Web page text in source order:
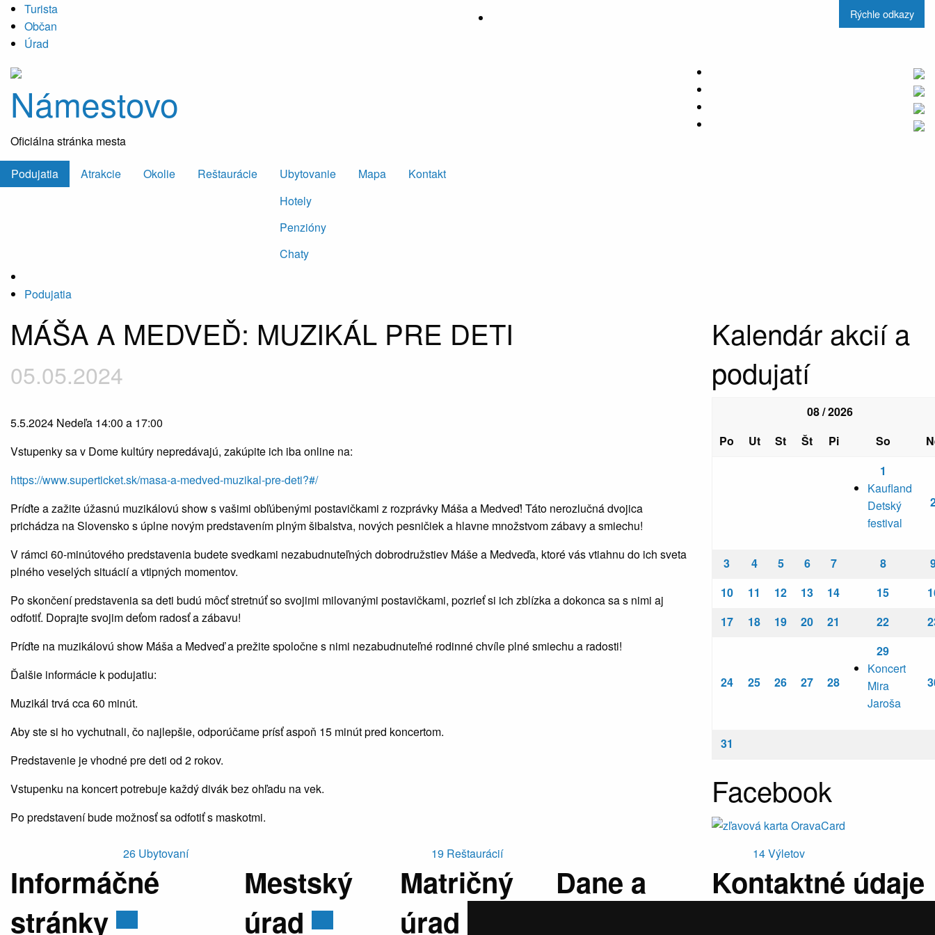
Turista
Občan
Úrad
Rýchle odkazy
Námestovo
Oficiálna stránka mesta
Podujatia Atrakcie Okolie Reštaurácie
Ubytovanie
Hotely
Penzióny
Chaty
Mapa Kontakt
Podujatia
MÁŠA A MEDVEĎ: MUZIKÁL PRE DETI
05.05.2024
5.5.2024 Nedeľa 14:00 a 17:00
Vstupenky sa v Dome kultúry nepredávajú, zakúpite ich iba online na:
https://www.superticket.sk/masa-a-medved-muzikal-pre-deti?#/
Príďte a zažite úžasnú muzikálovú show s vašimi obľúbenými postavičkami z rozprávky Máša a Medveď! Táto nerozlučná dvojica
prichádza na Slovensko s úplne novým predstavením plným šibalstva, nových pesničiek a hlavne množstvom zábavy a smiechu!
V rámci 60-minútového predstavenia budete svedkami nezabudnuteľných dobrodružstiev Máše a Medveďa, ktoré vás vtiahnu do ich sveta
plného veselých situácií a vtipných momentov.
Po skončení predstavenia sa deti budú môcť stretnúť so svojimi milovanými postavičkami, pozrieť si ich zblízka a dokonca sa s nimi aj
odfotiť. Doprajte svojim deťom radosť a zábavu!
Príďte na muzikálovú show Máša a Medveď a prežite spoločne s nimi nezabudnuteľné rodinné chvíle plné smiechu a radosti!
Ďalšie informácie k podujatiu:
Muzikál trvá cca 60 minút.
Aby ste si ho vychutnali, čo najlepšie, odporúčame prísť aspoň 15 minút pred koncertom.
Predstavenie je vhodné pre deti od 2 rokov.
Vstupenku na koncert potrebuje každý divák bez ohľadu na vek.
Po predstavení bude možnosť sa odfotiť s maskotmi.
Kalendár akcií a
podujatí
08 / 2026
Po
Ut St Št Pi So
1
Kaufland
Detský
festival
3 4 5 6 7 8
10
11 12 13 14 15
17
18 19 20 21 22
24 25 26 27 28
29
Koncert
Mira
Jaroša
31
Facebook
26 Ubytovaní 19 Reštaurácií 14Výletov
Informáčné
stránky
Mestský
úrad
Matričný
úrad
Dane a
Kontaktné údaje